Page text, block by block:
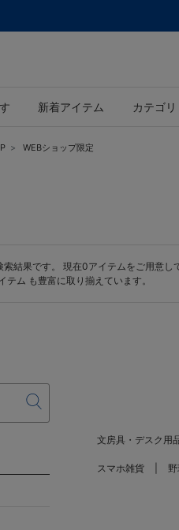
新着アイテム カテゴリ
WEBショップ限定
索結果です。 現在0アイテムをご用意し
テム も豊富に取り揃えています。
文房具・デスク用
スマホ雑貨